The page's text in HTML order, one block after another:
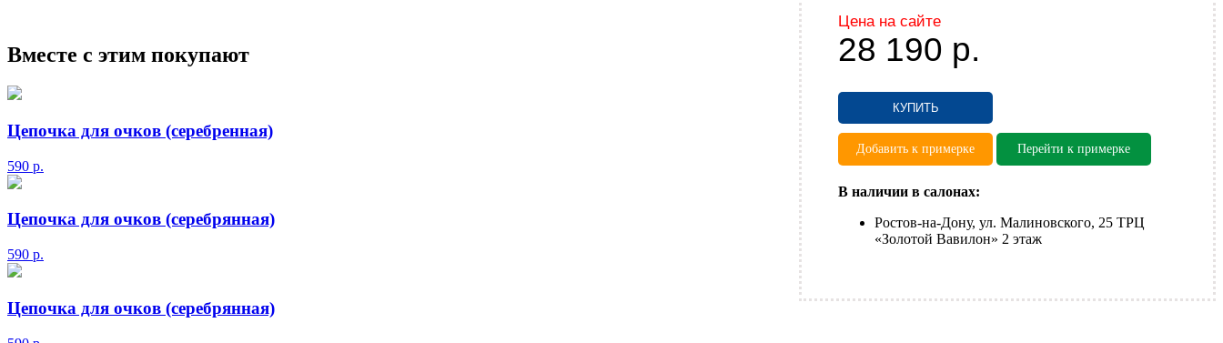
Цена на сайте
28 190 р.
КУПИТЬ
Добавить к примерке Перейти к примерке
В наличии в салонах:
Ростов-на-Дону, ул. Малиновского, 25 ТРЦ
«Золотой Вавилон» 2 этаж
Вместе с этим покупают
Цепочка для очков (серебренная)
590 р.
Цепочка для очков (серебрянная)
590 р.
Цепочка для очков (серебрянная)